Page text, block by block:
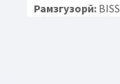
Рамзгузорӣ:BISS